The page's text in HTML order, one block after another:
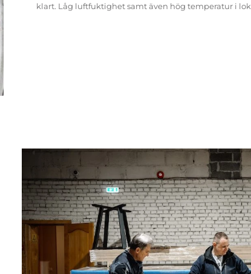
klart. Låg luftfuktighet samt även hög temperatur i